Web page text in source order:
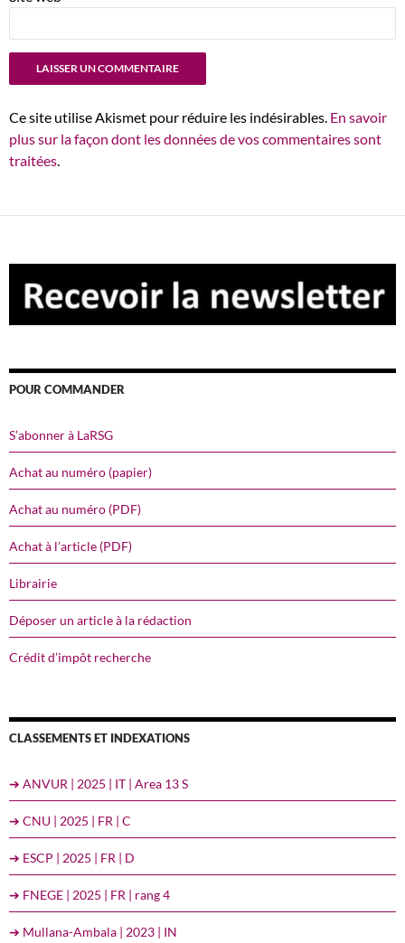
Ce site utilise Akismet pour réduire les indésirables. En savoir
plus sur la façon dont les données de vos commentaires sont
traitées.
POUR COMMANDER
S’abonner à LaRSG
Achat au numéro (papier)
Achat au numéro (PDF)
Achat à l’article (PDF)
Librairie
Déposer un article à la rédaction
Crédit d’impôt recherche
CLASSEMENTS ET INDEXATIONS
➔ ANVUR | 2025 | IT | Area 13 S
➔ CNU | 2025 | FR | C
➔ ESCP | 2025 | FR | D
➔ FNEGE | 2025 | FR | rang 4
➔ Mullana-Ambala | 2023 | IN